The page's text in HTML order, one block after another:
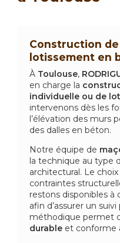
Construction
lotissement en
À Toulouse,
en charge la
individuelle ou de
intervenons dès les
l’élévation des murs
des dalles en béton.
Notre équipe de
la technique au type
architectural. Le
contraintes
restons disponibles
afin d’assurer un suivi
méthodique permet
durable et conforme